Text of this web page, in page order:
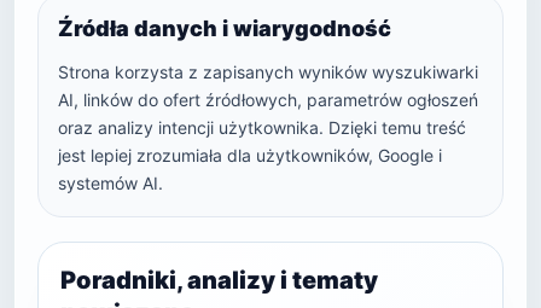
Źródła danych i wiarygodność
Strona korzysta z zapisanych wyników wyszukiwarki
AI, linków do ofert źródłowych, parametrów ogłoszeń
oraz analizy intencji użytkownika. Dzięki temu treść
jest lepiej zrozumiała dla użytkowników, Google i
systemów AI.
Poradniki, analizy i tematy